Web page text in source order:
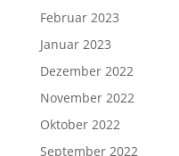
Februar 2023
Januar 2023
Dezember 2022
November 2022
Oktober 2022
September 2022